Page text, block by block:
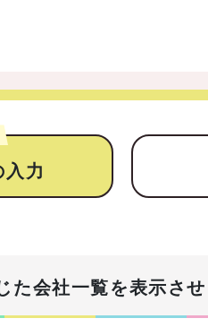
力
た会社一覧を表示させ